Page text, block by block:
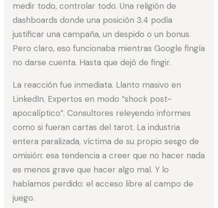
medir todo, controlar todo. Una religión de
dashboards donde una posición 3.4 podía
justificar una campaña, un despido o un bonus.
Pero claro, eso funcionaba mientras Google fingía
no darse cuenta. Hasta que dejó de fingir.
La reacción fue inmediata. Llanto masivo en
LinkedIn. Expertos en modo “shock post-
apocalíptico”. Consultores releyendo informes
como si fueran cartas del tarot. La industria
entera paralizada, víctima de su propio sesgo de
omisión: esa tendencia a creer que no hacer nada
es menos grave que hacer algo mal. Y lo
habíamos perdido: el acceso libre al campo de
juego.